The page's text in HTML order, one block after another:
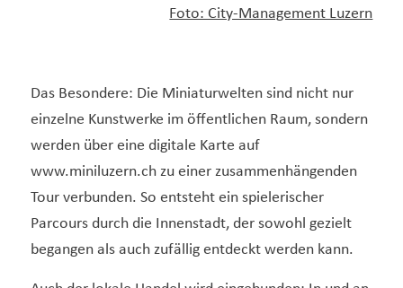
Foto: City-Management Luzern
Das Besondere: Die Miniaturwelten sind nicht nur
einzelne Kunstwerke im öffentlichen Raum, sondern
werden über eine digitale Karte auf
www.miniluzern.chzu einer zusammenhängenden
Tour verbunden. So entsteht ein spielerischer
Parcours durch die Innenstadt, der sowohl gezielt
begangen als auch zufällig entdeckt werden kann.